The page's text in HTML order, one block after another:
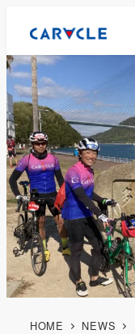
HOME NEWS